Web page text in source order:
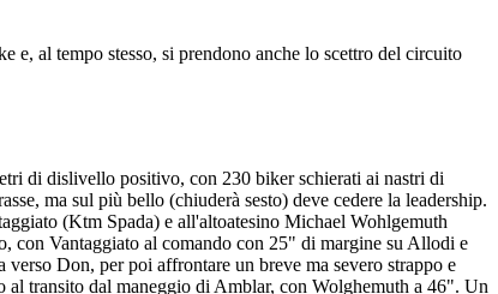
al tempo stesso, si prendono anche lo scettro del circuito
di dislivello positivo, con 230 biker schierati ai nastri di
ma sul più bello (chiuderà sesto) deve cedere la leadership.
(Ktm Spada) e all'altoatesino Michael Wohlgemuth
con Vantaggiato al comando con 25" di margine su Allodi e
Don, per poi affrontare un breve ma severo strappo e
transito dal maneggio di Amblar, con Wolghemuth a 46". Un